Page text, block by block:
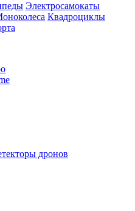
Электросамокаты
Квадроциклы
дронов